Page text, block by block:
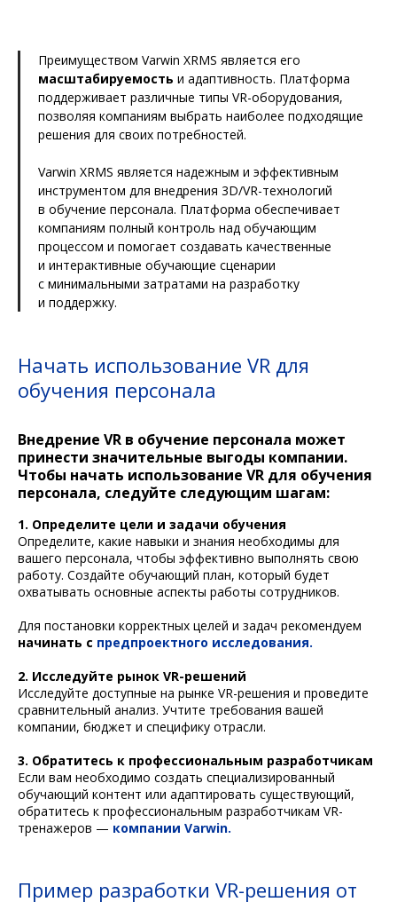
Преимуществом Varwin XRMS является его
масштабируемость и адаптивность. Платформа
поддерживает различные типы VR-оборудования,
позволяя компаниям выбрать наиболее подходящие
решения для своих потребностей.
Varwin XRMS является надежным и эффективным
инструментом для внедрения 3D/VR-технологий
в обучение персонала. Платформа обеспечивает
компаниям полный контроль над обучающим
процессом и помогает создавать качественные
и интерактивные обучающие сценарии
с минимальными затратами на разработку
и поддержку.
Начать использование VR для
обучения персонала
Внедрение VR в обучение персонала может
принести значительные выгоды компании.
Чтобы начать использование VR для обучения
персонала, следуйте следующим шагам:
1. Определите цели и задачи обучения
Определите, какие навыки и знания необходимы для
вашего персонала, чтобы эффективно выполнять свою
работу. Создайте обучающий план, который будет
охватывать основные аспекты работы сотрудников.
Для постановки корректных целей и задач рекомендуем
начинать с предпроектного исследования.
2. Исследуйте рынок VR-решений
Исследуйте доступные на рынке VR-решения и проведите
сравнительный анализ. Учтите требования вашей
компании, бюджет и специфику отрасли.
3. Обратитесь к профессиональным разработчикам
Если вам необходимо создать специализированный
обучающий контент или адаптировать существующий,
обратитесь к профессиональным разработчикам VR-
тренажеров — компании Varwin.
Пример разработки VR-решения от